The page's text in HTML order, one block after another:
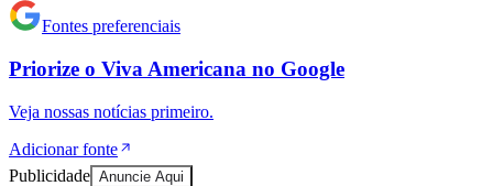
Fontes preferenciais
Priorize o Viva Americana no Google
Veja nossas notícias primeiro.
Adicionar fonte
Publicidade Anuncie Aqui